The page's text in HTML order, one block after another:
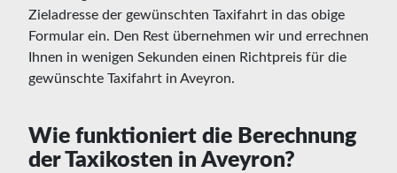
Zieladresse der gewünschten Taxifahrt in das obige
Formular ein. Den Rest übernehmen wir und errechnen
Ihnen in wenigen Sekunden einen Richtpreis für die
gewünschte Taxifahrt in Aveyron.
Wie funktioniert die Berechnung
der Taxikosten in Aveyron?